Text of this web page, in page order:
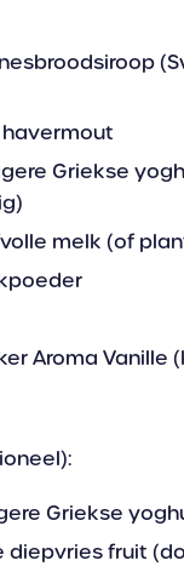
Griekse
melk (of
Aroma Vanille
Griekse
diepvries fruit